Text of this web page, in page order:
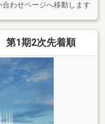
合わせページへ移動します
第1期2次先着順